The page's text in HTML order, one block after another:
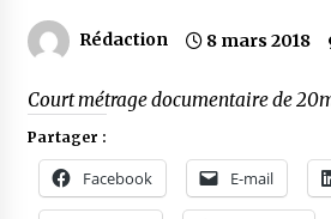
Rédaction 8 mars 2018
Court métrage documentaire de
Partager :
Facebook E-mail